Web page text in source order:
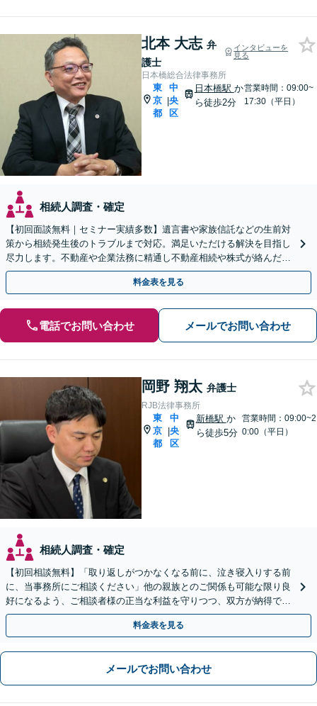
北本 大志 弁
護士
インタビューを
見る
日本橋総合法律事務所
東
京
都
|
中
央
区
日本橋駅 か
ら徒歩2分
営業時間：09:00~
17:30（平日）
相続人調査・確定
【初回面談無料｜セミナー実績多数】遺言書や家族信託などの生前対
策から相続発生後のトラブルまで対応。満足いただける解決を目指し
尽力します。不動産や企業法務に精通し不動産相続や株式が絡んだ相
続もお任せください【日本橋駅2分・オンライン面談OK】
料金表を見る
電話でお問い合わせ メールでお問い合わせ
岡野 翔太 弁護士
RJB法律事務所
東
京
都
|
中
央
区
新橋駅 か
ら徒歩5分
営業時間：09:00~2
0:00（平日）
相続人調査・確定
【初回相談無料】「取り返しがつかなくなる前に、泣き寝入りする前
に、当事務所にご相談ください」他の親族とのご関係も可能な限り良
好になるよう、ご相談者様の正当な利益を守りつつ、双方が納得でき
る着地点を探ります。
料金表を見る
メールでお問い合わせ